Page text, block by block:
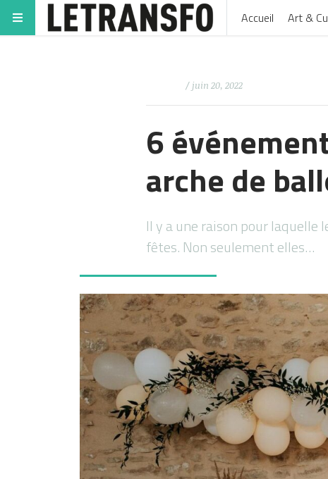
Accueil Art &
/ juin 20, 2022
6
arche de
Il y a une raison pour laquelle
fêtes. Non seulement elles…